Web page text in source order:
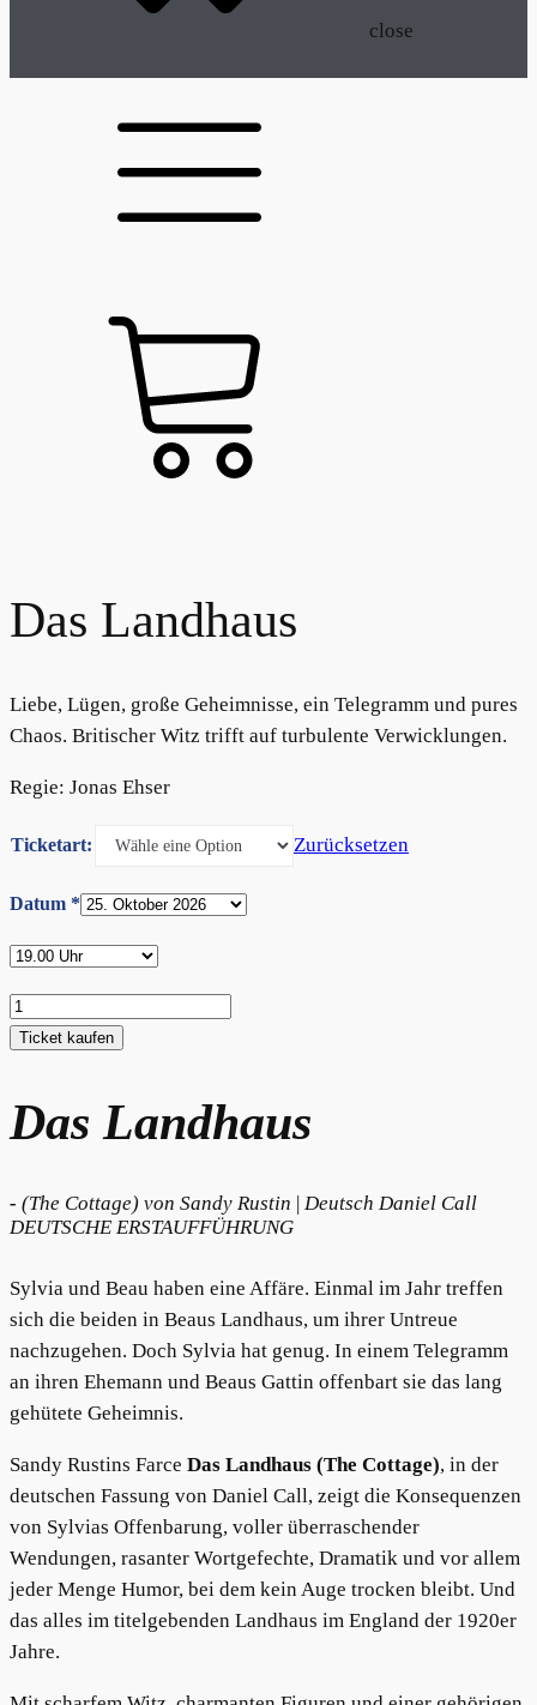
close
Das Landhaus
Liebe, Lügen, große Geheimnisse, ein Telegramm und pures
Chaos. Britischer Witz trifft auf turbulente Verwicklungen.
Regie: Jonas Ehser
Ticketart: Zurücksetzen
Datum *
Das
Landhaus
Ticket kaufen
Das Landhaus
- (The Cottage) von Sandy Rustin
Deutsch Daniel Call
DEUTSCHE ERSTAUFFÜHRUNG
Sylvia und Beau haben eine Affäre. Einmal im Jahr treffen
sich die beiden in Beaus Landhaus, um ihrer Untreue
nachzugehen. Doch Sylvia hat genug. In einem Telegramm
an ihren Ehemann und Beaus Gattin offenbart sie das lang
gehütete Geheimnis.
Sandy Rustins Farce Das Landhaus (The Cottage), in der
deutschen Fassung von Daniel Call, zeigt die Konsequenzen
von Sylvias Offenbarung, voller überraschender
Wendungen, rasanter Wortgefechte, Dramatik und vor allem
jeder Menge Humor, bei dem kein Auge trocken bleibt. Und
das alles im titelgebenden Landhaus im England der 1920er
Jahre.